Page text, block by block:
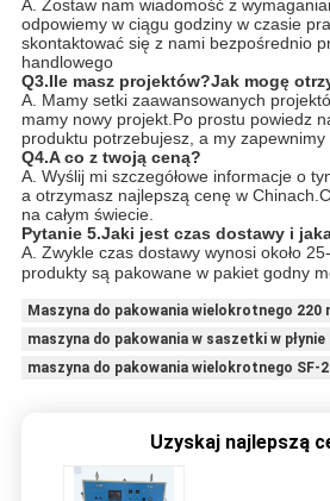
A. Zostaw nam wiadomość z
odpowiemy w ciągu godziny w czasie
skontaktować się z nami bezpośrednio
handlowego
Q3.Ile masz projektów?Jak mogę
A. Mamy setki zaawansowanych
mamy nowy projekt.Po prostu powiedz
produktu potrzebujesz, a my zapewnimy
Q4.A co z twoją ceną?
A. Wyślij mi szczegółowe informacje o
a otrzymasz najlepszą cenę w
na całym świecie.
Pytanie 5.Jaki jest czas dostawy i
A. Zwykle czas dostawy wynosi około
produkty są pakowane w pakiet godny
Maszyna do pakowania wielokrotnego 220
maszyna do pakowania w saszetki w płynie
maszyna do pakowania wielokrotnego SF-
Uzyskaj najlepszą